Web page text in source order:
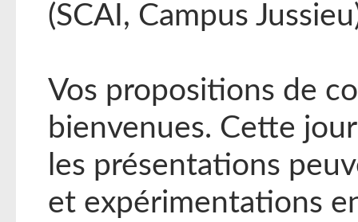
(SCAI, Campus
Vos propositions de
bienvenues. Cette
les présentations
et expérimentations